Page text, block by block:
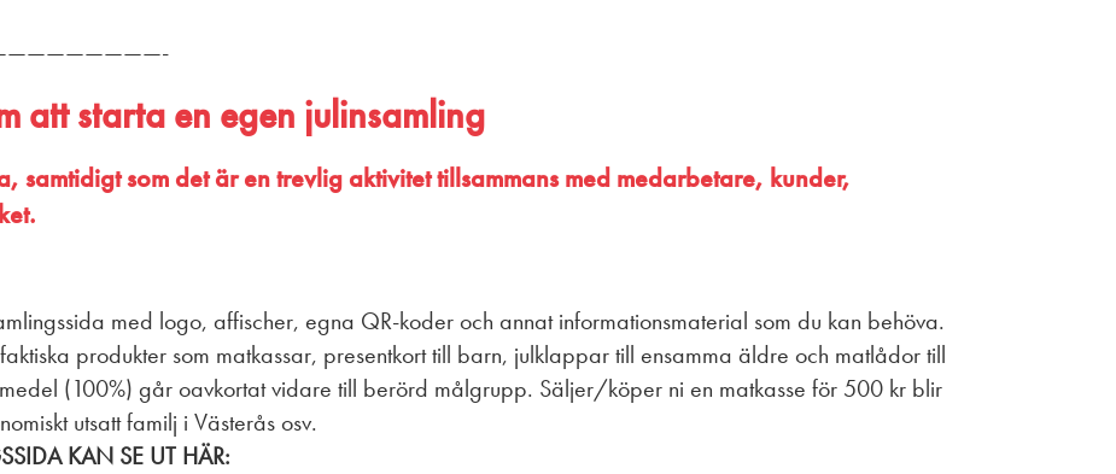
att starta en egen julinsamling
samtidigt som det är en trevlig aktivitet tillsammans med medarbetare, kunder,
med logo, affischer, egna QR-koder och annat informationsmaterial som du kan behöva.
produkter som matkassar, presentkort till barn, julklappar till ensamma äldre och matlådor till
(100%) går oavkortat vidare till berörd målgrupp. Säljer/köper ni en matkasse för 500 kr blir
utsatt familj i Västerås osv.
KAN SE UT HÄR: